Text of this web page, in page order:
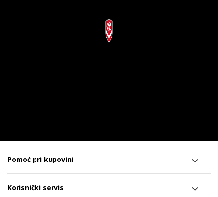
Pomoć pri kupovini
Korisnički servis